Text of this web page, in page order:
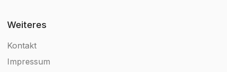
Weiteres
Kontakt
Impressum